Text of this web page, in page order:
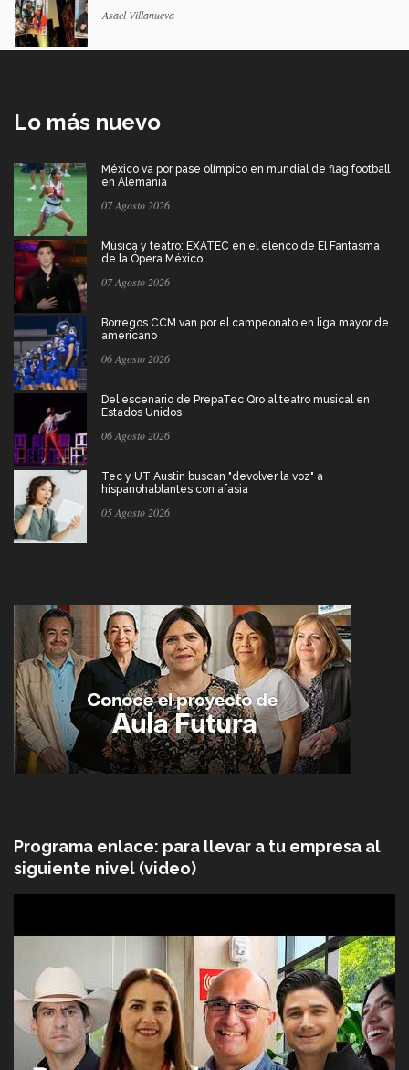
Asael Villanueva
Lo más nuevo
México va por pase olímpico en mundial de flag football
en Alemania
07 Agosto 2026
Música y teatro: EXATEC en el elenco de El Fantasma
de la Ópera México
07 Agosto 2026
Borregos CCM van por el campeonato en liga mayor de
americano
06 Agosto 2026
Del escenario de PrepaTec Qro al teatro musical en
Estados Unidos
06 Agosto 2026
Tec y UT Austin buscan "devolver la voz" a
hispanohablantes con afasia
05 Agosto 2026
Programa enlace: para llevar a tu empresa al
siguiente nivel (video)